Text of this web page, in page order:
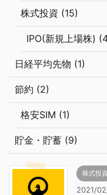
株式投資 (15)
IPO(新規上場株)
日経平均先物 (1)
節約 (2)
格安SIM (1)
貯金・貯蓄 (9)
株式投資
2021/